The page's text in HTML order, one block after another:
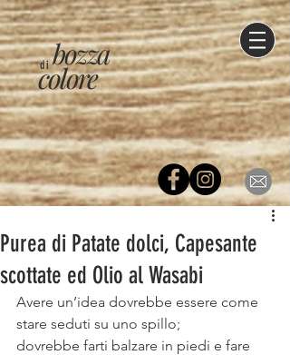
di
colore
bozza
Purea di Patate dolci, Capesante
scottate ed Olio al Wasabi⠀
Avere un’idea dovrebbe essere come
stare seduti su uno spillo; ⠀
dovrebbe farti balzare in piedi e fare